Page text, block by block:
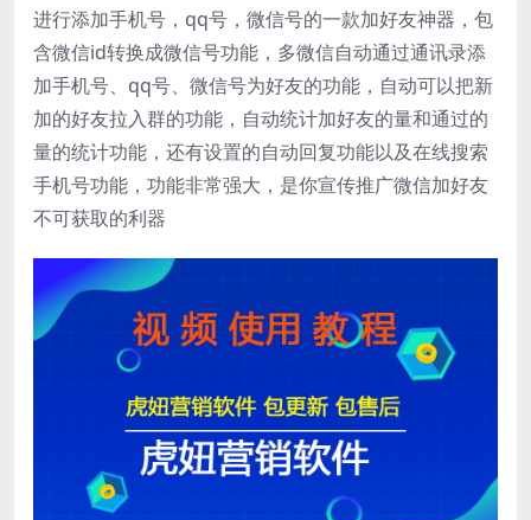
进行添加手机号，qq号，微信号的一款加好友神器，包
含微信id转换成微信号功能，多微信自动通过通讯录添
加手机号、qq号、微信号为好友的功能，自动可以把新
加的好友拉入群的功能，自动统计加好友的量和通过的
量的统计功能，还有设置的自动回复功能以及在线搜索
手机号功能，功能非常强大，是你宣传推广微信加好友
不可获取的利器